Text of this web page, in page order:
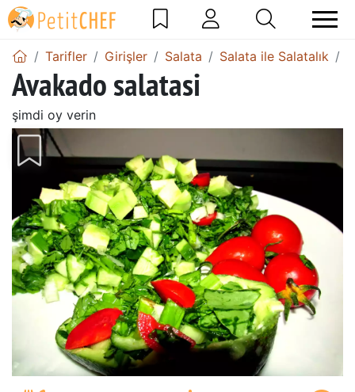
Tarifler Girişler Salata Salata ile Salatalık
Avakado salatasi
şimdi oy verin